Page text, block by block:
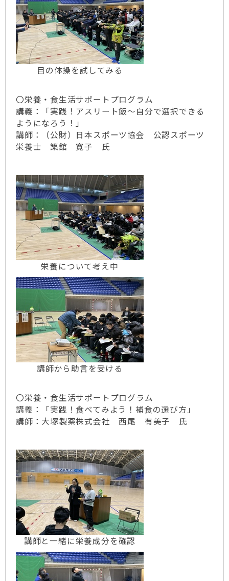
目の体操を試してみる
〇栄養・食生活サポートプログラム
講義：「実践！アスリート飯～自分で選択できる
ようになろう！」
講師：（公財）日本スポーツ協会 公認スポーツ
栄養士 築舘 寛子 氏
栄養について考え中
講師から助言を受ける
〇栄養・食生活サポートプログラム
講義：「実践！食べてみよう！補食の選び方」
講師：大塚製薬株式会社 西尾 有美子 氏
講師と一緒に栄養成分を確認